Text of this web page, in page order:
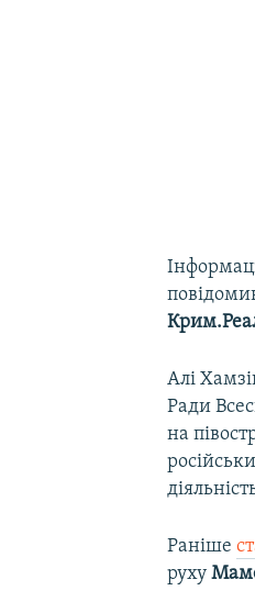
Алі
Ради
на
Раніше
руху